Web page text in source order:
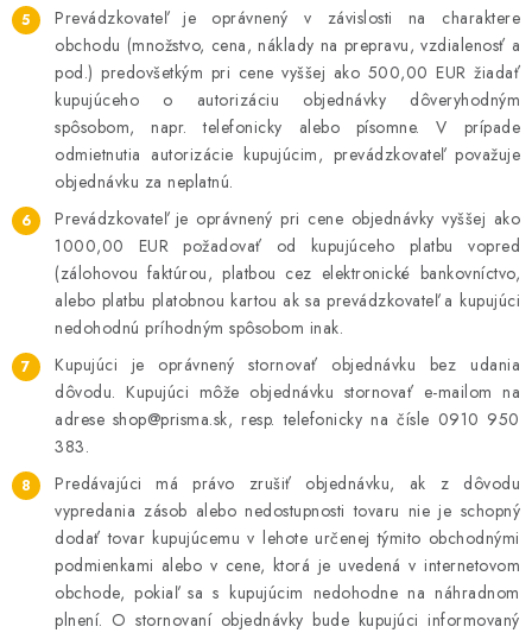
B2B SEKCIA
Obchodné podmienky
Ochrana osobných údajov
Reklamačný poriadok
Kontakt
Prevádzkovateľ je oprávnený v závislosti na charaktere
obchodu (množstvo, cena, náklady na prepravu, vzdialenosť a
pod.) predovšetkým pri cene vyššej ako 500,00 EUR žiadať
kupujúceho o autorizáciu objednávky dôveryhodným
spôsobom, napr. telefonicky alebo písomne. V prípade
odmietnutia autorizácie kupujúcim, prevádzkovateľ považuje
objednávku za neplatnú.
Prevádzkovateľ je oprávnený pri cene objednávky vyššej ako
1000,00 EUR požadovať od kupujúceho platbu vopred
(zálohovou faktúrou, platbou cez elektronické bankovníctvo,
alebo platbu platobnou kartou ak sa prevádzkovateľ a kupujúci
nedohodnú príhodným spôsobom inak.
Kupujúci je oprávnený stornovať objednávku bez udania
dôvodu. Kupujúci môže objednávku stornovať e-mailom na
adrese shop@prisma.sk, resp. telefonicky na čísle 0910 950
383.
Predávajúci má právo zrušiť objednávku, ak z dôvodu
vypredania zásob alebo nedostupnosti tovaru nie je schopný
dodať tovar kupujúcemu v lehote určenej týmito obchodnými
podmienkami alebo v cene, ktorá je uvedená v internetovom
obchode, pokiaľ sa s kupujúcim nedohodne na náhradnom
plnení. O stornovaní objednávky bude kupujúci informovaný